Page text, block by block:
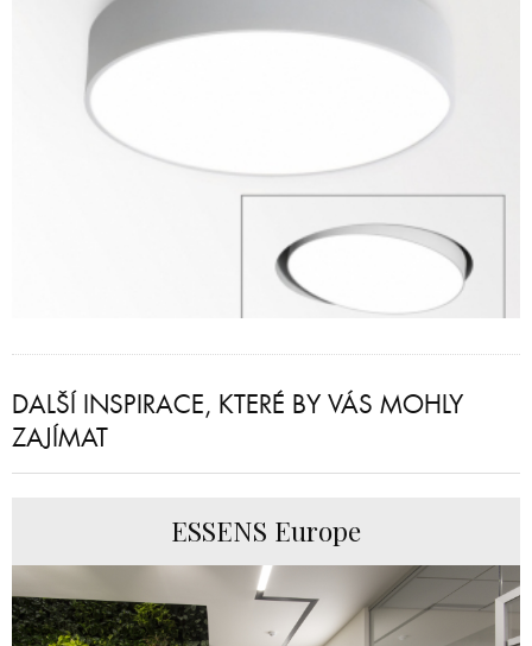
DALŠÍ INSPIRACE, KTERÉ BY VÁS MOHLY
ZAJÍMAT
ESSENS Europe